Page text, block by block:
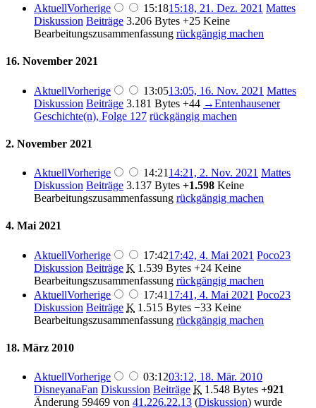
AktuellVorherige 15:1815:18, 21. Dez. 2021 Mattes
Diskussion Beiträge 3.206 Bytes +25 Keine
Bearbeitungszusammenfassung rückgängig machen
16. November 2021
AktuellVorherige 13:0513:05, 16. Nov. 2021 Mattes
Diskussion Beiträge 3.181 Bytes +44 →Entenhausener
Geschichte(n), Folge 127 rückgängig machen
2. November 2021
AktuellVorherige 14:21 14:21, 2. Nov. 2021 Mattes
Diskussion Beiträge 3.137 Bytes +1.598 Keine
Bearbeitungszusammenfassung rückgängig machen
4. Mai 2021
AktuellVorherige 17:4217:42, 4. Mai 2021 Poco23
Diskussion Beiträge K 1.539 Bytes +24 Keine
Bearbeitungszusammenfassung rückgängig machen
AktuellVorherige 17:41 17:41, 4. Mai 2021 Poco23
Diskussion Beiträge K 1.515 Bytes −33 Keine
Bearbeitungszusammenfassung rückgängig machen
18. März 2010
AktuellVorherige 03:1203:12, 18. Mär. 2010
DisneyanaFan Diskussion Beiträge K 1.548 Bytes +921
Änderung 59469 von 41.226.22.13 (Diskussion) wurde